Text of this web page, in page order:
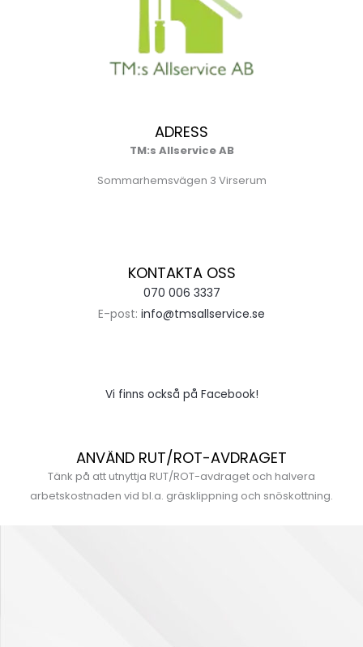
ADRESS
TM:s Allservice AB
Sommarhemsvägen 3 Virserum
KONTAKTA OSS
070 006 3337
E-post: info@tmsallservice.se
Vi finns också på Facebook!
ANVÄND RUT/ROT-AVDRAGET
Tänk på att utnyttja RUT/ROT-avdraget och halvera
arbetskostnaden vid bl.a. gräsklippning och snöskottning.